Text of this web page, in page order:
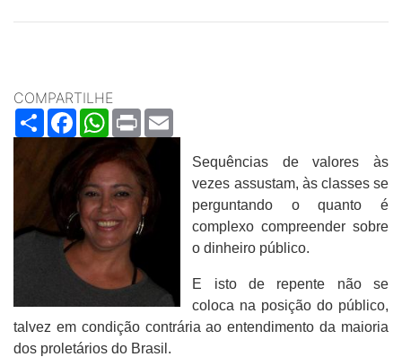
COMPARTILHE
ShareFacebookWhatsApp
Print
Sequências de valores às
vezes assustam, às classes se
perguntando o quanto é
complexo compreender sobre
o dinheiro público.
E isto de repente não se
coloca na posição do público,
talvez em condição contrária ao entendimento da maioria
dos proletários do Brasil.